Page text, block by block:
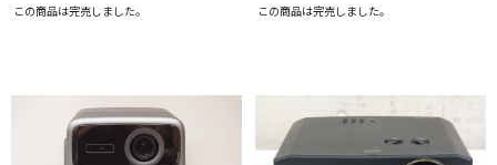
この商品は完売しました。 この商品は完売しました。